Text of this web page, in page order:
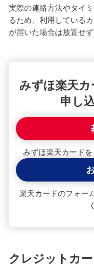
実際の連絡方法やタイ
るため、利用している
が届いた場合は放置せ
みずほ楽天
申し
みずほ楽天カードを
楽天カードのフォー
クレジットカ